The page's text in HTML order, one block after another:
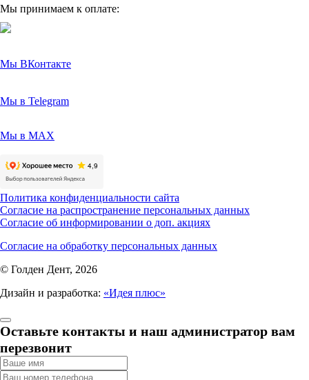
Мы принимаем к оплате:
Мы ВКонтакте
Мы в Telegram
Мы в MAX
Политика конфиденциальности сайта
Согласие на распространение персональных данных
Согласие об информировании о доп. акциях
Согласие на обработку персональных данных
© Голден Дент, 2026
Дизайн и разработка: «Идея плюс»
Оставьте контакты и наш администратор вам
перезвонит